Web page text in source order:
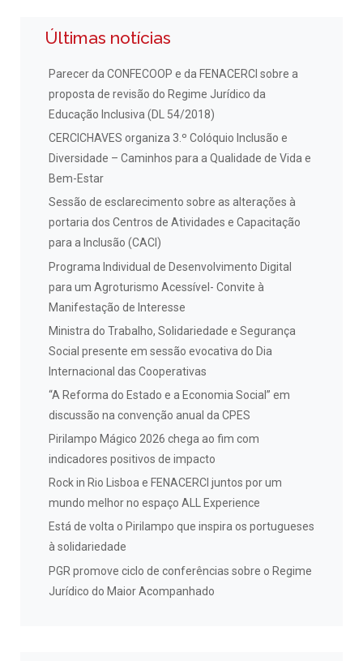
Últimas notícias
Parecer da CONFECOOP e da FENACERCI sobre a
proposta de revisão do Regime Jurídico da
Educação Inclusiva (DL 54/2018)
CERCICHAVES organiza 3.º Colóquio Inclusão e
Diversidade – Caminhos para a Qualidade de Vida e
Bem-Estar
Sessão de esclarecimento sobre as alterações à
portaria dos Centros de Atividades e Capacitação
para a Inclusão (CACI)
Programa Individual de Desenvolvimento Digital
para um Agroturismo Acessível- Convite à
Manifestação de Interesse
Ministra do Trabalho, Solidariedade e Segurança
Social presente em sessão evocativa do Dia
Internacional das Cooperativas
“A Reforma do Estado e a Economia Social” em
discussão na convenção anual da CPES
Pirilampo Mágico 2026 chega ao fim com
indicadores positivos de impacto
Rock in Rio Lisboa e FENACERCI juntos por um
mundo melhor no espaço ALL Experience
Está de volta o Pirilampo que inspira os portugueses
à solidariedade
PGR promove ciclo de conferências sobre o Regime
Jurídico do Maior Acompanhado